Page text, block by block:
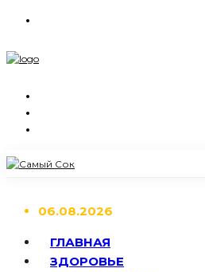
06.08.2026
ГЛАВНАЯ
ЗДОРОВЬЕ